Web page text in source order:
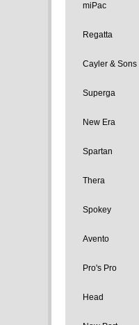
miPac
Regatta
Cayler & Sons
Superga
New Era
Spartan
Thera
Spokey
Avento
Pro's Pro
Head